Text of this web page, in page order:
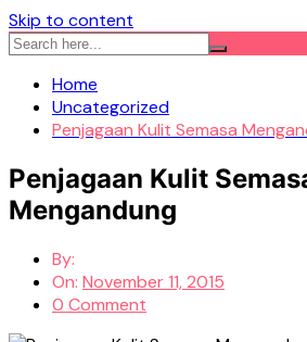
Skip to content
Home
Uncategorized
Penjagaan Kulit Semasa
Penjagaan Kulit
Mengandung
By:
On: November 11, 2015
0 Comment